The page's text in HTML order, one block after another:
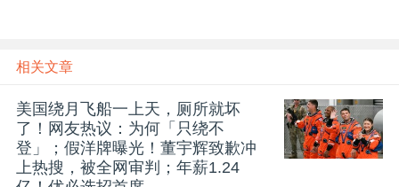
相关文章
美国绕月飞船一上天，厕所就坏
了！网友热议：为何「只绕不
登」；假洋牌曝光！董宇辉致歉冲
上热搜，被全网审判；年薪1.24